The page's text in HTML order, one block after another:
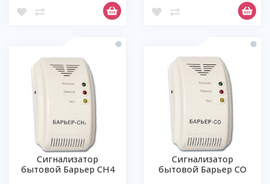
Сигнализатор
бытовой Барьер СН4
Сигнализатор
бытовой Барьер СО